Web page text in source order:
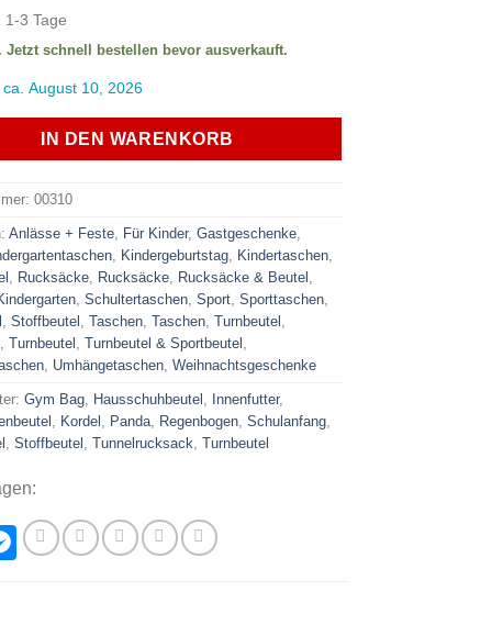
1-3 Tage
Jetzt schnell bestellen bevor ausverkauft.
August 10, 2026
IN DEN WARENKORB
00310
Anlässe + Feste, Für Kinder, Gastgeschenke,
, Kindergeburtstag, Kindertaschen,
, Rucksäcke, Rucksäcke, Rucksäcke & Beutel ,
, Schultertaschen, Sport, Sporttaschen,
, Stoffbeutel , Taschen, Taschen, Turnbeutel ,
, Turnbeutel , Turnbeutel & Sportbeutel ,
, Umhängetaschen, Weihnachtsgeschenke
Gym Bag, Hausschuhbeutel , Innenfutter,
, Kordel , Panda, Regenbogen, Schulanfang,
, Stoffbeutel , Tunnelrucksack, Turnbeutel
Messenger